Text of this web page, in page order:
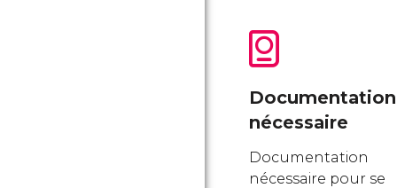
Documentation
nécessaire
Documentation
nécessaire pour se